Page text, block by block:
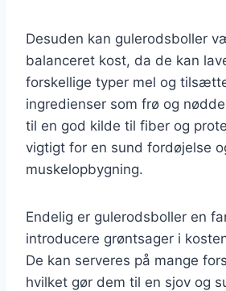
Desuden kan gulerodsboller
balanceret kost, da de kan
forskellige typer mel og
ingredienser som frø og
til en god kilde til fiber og
vigtigt for en sund fordøjelse
muskelopbygning.
Endelig er gulerodsboller en
introducere grøntsager i
De kan serveres på mange
hvilket gør dem til en sjov og